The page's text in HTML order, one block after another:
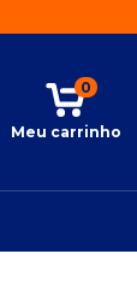
Meu carrinho
0